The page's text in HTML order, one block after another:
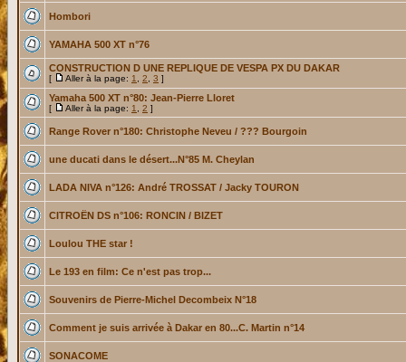
Hombori
YAMAHA 500 XT n°76
CONSTRUCTION D UNE REPLIQUE DE VESPA PX DU DAKAR
[ Aller à la page: 1 2 3 ]
Yamaha 500 XT n°80: Jean-Pierre Lloret
[ Aller à la page: 1 2 ]
Range Rover n°180: Christophe Neveu / ??? Bourgoin
une ducati dans le désert...N°85 M. Cheylan
LADA NIVA n°126: André TROSSAT / Jacky TOURON
CITROËN DS n°106: RONCIN / BIZET
Loulou THE star !
Le 193 en film: Ce n'est pas trop...
Souvenirs de Pierre-Michel Decombeix N°18
Comment je suis arrivée à Dakar en 80...C. Martin n°14
SONACOME